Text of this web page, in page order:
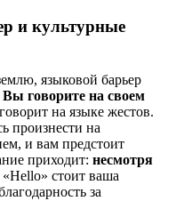
и культурные
языковой барьер
Вы говорите на своем
на языке жестов.
произнести на
и вам предстоит
приходит: несмотря
стоит ваша
за